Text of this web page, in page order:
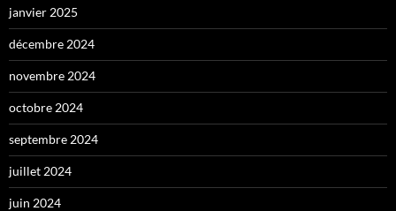
janvier 2025
décembre 2024
novembre 2024
octobre 2024
septembre 2024
juillet 2024
juin 2024